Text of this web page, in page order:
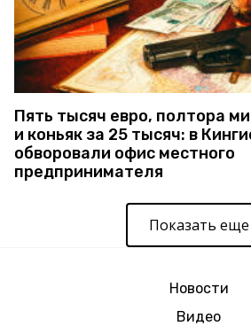
Пять тысяч евро, полтора
и коньяк за 25 тысяч: в
обворовали офис местного
предпринимателя
Показать еще
Новости
Видео